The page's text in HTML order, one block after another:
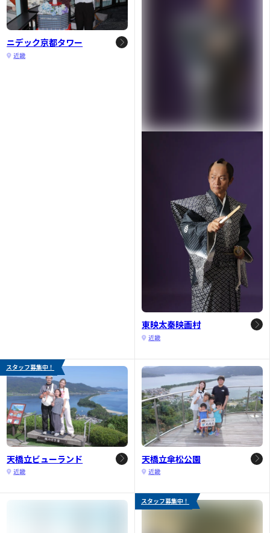
ニデック京都タワー
近畿
東映太秦映画村
近畿
スタッフ募集中！
天橋立ビューランド
近畿
天橋立傘松公園
近畿
スタッフ募集中！